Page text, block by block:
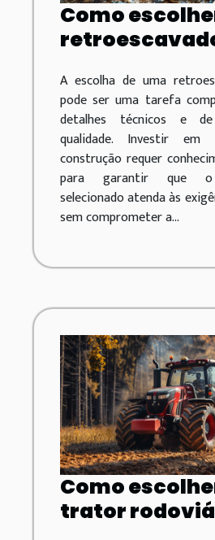
Como
necessidades
construção
A escolha de uma
pode ser uma tarefa
detalhes técnicos e
qualidade. Investir em
construção requer
para garantir que o
selecionado atenda às
sem comprometer a...
Como
trator